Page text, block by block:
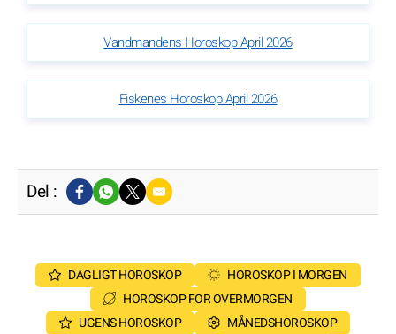
Vandmandens Horoskop April 2026
Fiskenes Horoskop April 2026
Del :
DAGLIGT HOROSKOP
HOROSKOP I MORGEN
HOROSKOP FOR OVERMORGEN
UGENS HOROSKOP
MÅNEDSHOROSKOP